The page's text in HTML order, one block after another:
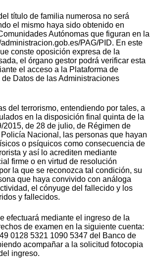
título de familia numerosa no será
el mismo haya sido obtenido en
Autónomas que figuran en la
PAG/PID. En este
conste oposición expresa de la
el órgano gestor podrá verificar esta
el acceso a la Plataforma de
de Datos de las Administraciones
del terrorismo, entendiendo por tales, a
en la disposición final quinta de la
2015, de 28 de julio, de Régimen de
Nacional, las personas que hayan
o psíquicos como consecuencia de
y así lo acrediten mediante
firme o en virtud de resolución
la que se reconozca tal condición, su
que haya convivido con análoga
el cónyuge del fallecido y los
y fallecidos.
mediante el ingreso de la
de examen en la siguiente cuenta:
0128 5321 1090 5347 del Banco de
acompañar a la solicitud fotocopia
ingreso.